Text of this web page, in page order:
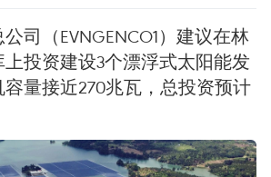
司（EVNGENCO1）建议在林
投资建设3个漂浮式太阳能发
量接近270兆瓦，总投资预计